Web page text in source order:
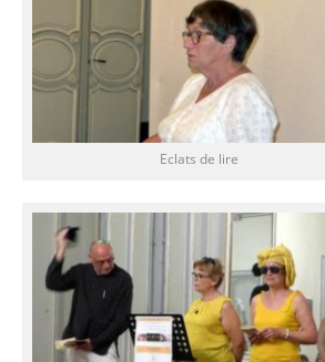
Eclats de lire